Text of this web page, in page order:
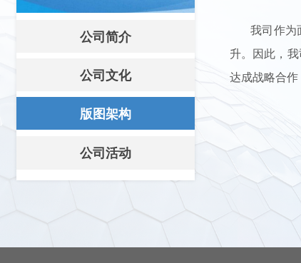
公司简介
公司文化
公司活动
版图架构
我司作为面
升。因此，
达成战略合作